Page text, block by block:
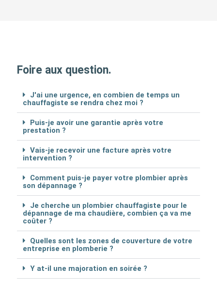
Foire aux question.
J'ai une urgence, en combien de temps un
chauffagiste se rendra chez moi ?
Puis-je avoir une garantie après votre
prestation ?
Vais-je recevoir une facture après votre
intervention ?
Comment puis-je payer votre plombier après
son dépannage ?
Je cherche un plombier chauffagiste pour le
dépannage de ma chaudière, combien ça va me
coûter ?
Quelles sont les zones de couverture de votre
entreprise en plomberie ?
Y at-il une majoration en soirée ?